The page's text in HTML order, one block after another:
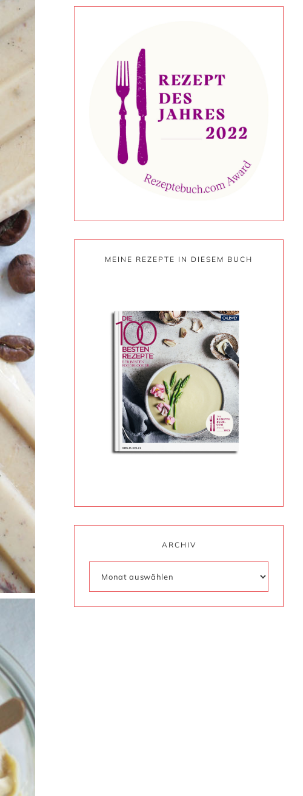
MEINE REZEPTE IN DIESEM BUCH
ARCHIV